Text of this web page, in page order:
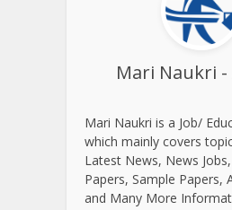
Mari Naukri
Mari Naukri is a Job/
which mainly covers
Latest News, News
Papers, Sample Papers,
and Many More